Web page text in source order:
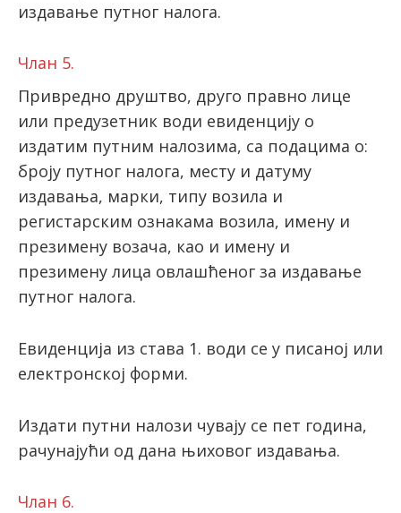
издавање путног налога.
Члан 5.
Привредно друштво, друго правно лице
или предузетник води евиденцију о
издатим путним налозима, са подацима о:
броју путног налога, месту и датуму
издавања, марки, типу возила и
регистарским ознакама возила, имену и
презимену возача, као и имену и
презимену лица овлашћеног за издавање
путног налога.
Евиденција из става 1. води се у писаној или
електронској форми.
Издати путни налози чувају се пет година,
рачунајући од дана њиховог издавања.
Члан 6.